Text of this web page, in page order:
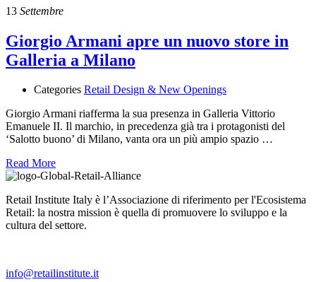
13 Settembre
Giorgio Armani apre un nuovo store in
Galleria a Milano
Categories Retail Design & New Openings
Giorgio Armani riafferma la sua presenza in Galleria Vittorio
Emanuele II. Il marchio, in precedenza già tra i protagonisti del
‘Salotto buono’ di Milano, vanta ora un più ampio spazio …
Read More
Retail Institute Italy è l’Associazione di riferimento per l'Ecosistema
Retail: la nostra mission è quella di promuovere lo sviluppo e la
cultura del settore.
info@retailinstitute.it